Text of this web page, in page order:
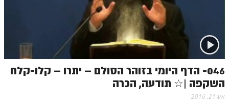
זוהר במדבר מתחילים
זוהר במדבר מתקדמים
זוהר נשא למתחילים
זוהר בהעלותך למתחילים
046- הדף היומי בזוהר הסולם – יתרו – קלו-קלח
השקפה |☆ תודעה, הכרה
אוג 21, 2016